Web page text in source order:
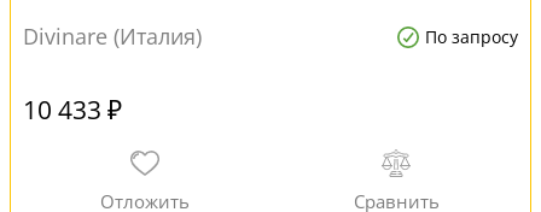
Divinare (Италия) По запросу
10 433 ₽